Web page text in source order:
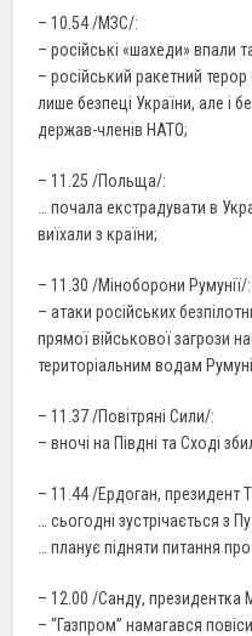
– 10.54 /МЗС/:
– російські «шахеди» впали
– російський ракетний
лише безпеці України, але і
держав-членів НАТО;
– 11.25 /Польща/:
… почала екстрадувати в
виїхали з країни;
– 11.30 /Міноборони Румунії/:
– атаки російських
прямої військової загрози
територіальним водам
– 11.37 /Повітряні Сили/:
– вночі на Півдні та Сході
– 11.44 /Ердоган, президент
… сьогодні зустрічається з
… планує підняти питання
– 12.00 /Санду, президентка
– “Газпром” намагався